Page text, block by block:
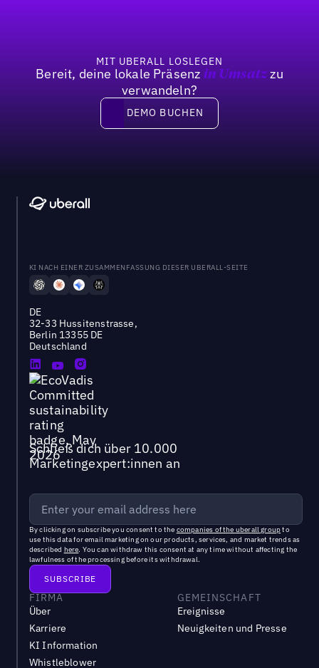
MIT UBERALL LOSLEGEN
Bereit, deine lokale Präsenz in Umsatzzu
verwandeln?
DEMO BUCHEN
DEMO BUCHEN
KI NACH EINER ZUSAMMENFASSUNG DIESER UBERALL-SEITE
DE
32-33 Hussitenstrasse,
Berlin 13355 DE
Deutschland
Schließ dich über 10.000
Marketingexpert:innen an
By clicking on subscribe you consent to the companies of the uberall groupto
use this data for email marketing on our products, services, and market trends as
described here. You can withdraw this consent at any time without affecting the
lawfulness of the processing before its withdrawal.
FIRMA
Über
Karriere
KI Information
Whistleblower
GEMEINSCHAFT
Ereignisse
Neuigkeiten und Presse